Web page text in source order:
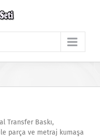
Transfer Baskı,
parça ve metraj kumaşa